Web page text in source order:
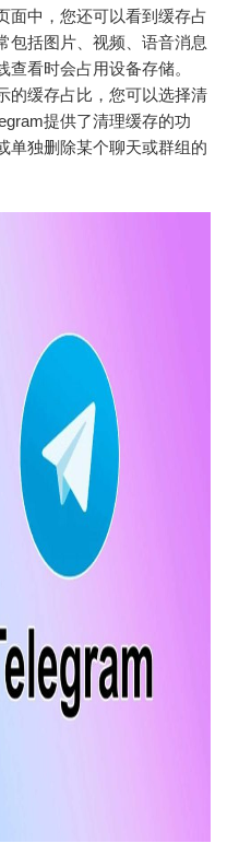
面中，您还可以看到缓存占
包括图片、视频、语音消息
看时会占用设备存储。
的缓存占比，您可以选择清
提供了清理缓存的功
单独删除某个聊天或群组的